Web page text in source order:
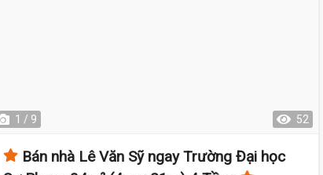
1 / 9 52
Bán nhà Lê Văn Sỹ ngay Trường Đại học